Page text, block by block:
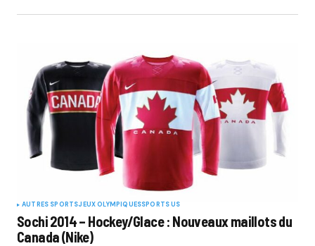
AUTRES SPORTSJEUX OLYMPIQUESSPORTS US
Sochi 2014 – Hockey/Glace : Nouveaux maillots du
Canada (Nike)